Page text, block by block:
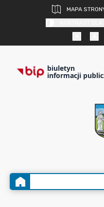
MAPA
biuletyn
informacji